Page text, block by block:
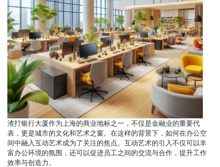
渣打银行大厦作为上海的商业地标之一，不仅是金融业的重要代
表，更是城市的文化和艺术之窗。在这样的背景下，如何在办公空
间中融入互动艺术成为了关注的焦点。互动艺术的引入不仅可以丰
富办公环境的氛围，还可以促进员工之间的交流与合作，提升工作
效率与创造力。